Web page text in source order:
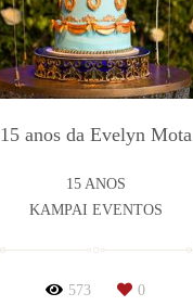
15 anos da Evelyn Mota
15 ANOS
KAMPAI EVENTOS
573 0